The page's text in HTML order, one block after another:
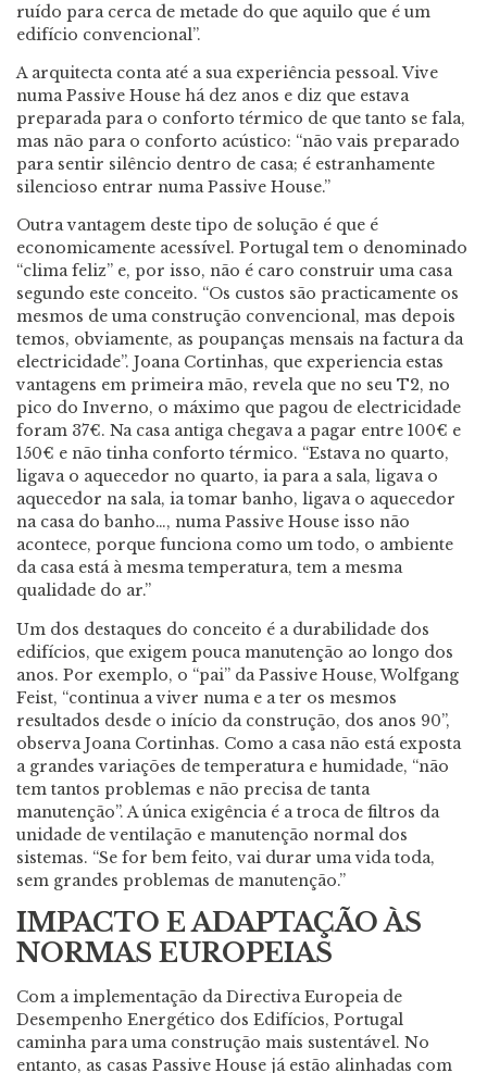
ruído para cerca de metade do que aquilo que é um
edifício convencional”.
A arquitecta conta até a sua experiência pessoal. Vive
numa Passive House há dez anos e diz que estava
preparada para o conforto térmico de que tanto se fala,
mas não para o conforto acústico: “não vais preparado
para sentir silêncio dentro de casa; é estranhamente
silencioso entrar numa Passive House.”
Outra vantagem deste tipo de solução é que é
economicamente acessível. Portugal tem o denominado
“clima feliz” e, por isso, não é caro construir uma casa
segundo este conceito. “Os custos são practicamente os
mesmos de uma construção convencional, mas depois
temos, obviamente, as poupanças mensais na factura da
electricidade”. Joana Cortinhas, que experiencia estas
vantagens em primeira mão, revela que no seu T2, no
pico do Inverno, o máximo que pagou de electricidade
foram 37€. Na casa antiga chegava a pagar entre 100€ e
150€ e não tinha conforto térmico. “Estava no quarto,
ligava o aquecedor no quarto, ia para a sala, ligava o
aquecedor na sala, ia tomar banho, ligava o aquecedor
na casa do banho…, numa Passive House isso não
acontece, porque funciona como um todo, o ambiente
da casa está à mesma temperatura, tem a mesma
qualidade do ar.”
Um dos destaques do conceito é a durabilidade dos
edifícios, que exigem pouca manutenção ao longo dos
anos. Por exemplo, o “pai” da Passive House, Wolfgang
Feist, “continua a viver numa e a ter os mesmos
resultados desde o início da construção, dos anos 90”,
observa Joana Cortinhas. Como a casa não está exposta
a grandes variações de temperatura e humidade, “não
tem tantos problemas e não precisa de tanta
manutenção”. A única exigência é a troca de filtros da
unidade de ventilação e manutenção normal dos
sistemas. “Se for bem feito, vai durar uma vida toda,
sem grandes problemas de manutenção.”
IMPACTO E ADAPTAÇÃO ÀS
NORMAS EUROPEIAS
Com a implementação da Directiva Europeia de
Desempenho Energético dos Edifícios, Portugal
caminha para uma construção mais sustentável. No
entanto, as casas Passive House já estão alinhadas com